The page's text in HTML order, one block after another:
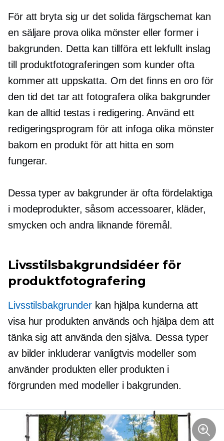
För att bryta sig ur det solida färgschemat kan
en säljare prova olika mönster eller former i
bakgrunden. Detta kan tillföra ett lekfullt inslag
till produktfotograferingen som kunder ofta
kommer att uppskatta. Om det finns en oro för
den tid det tar att fotografera olika bakgrunder
kan de alltid testas i redigering. Använd ett
redigeringsprogram för att infoga olika mönster
bakom en produkt för att hitta en som
fungerar.
Dessa typer av bakgrunder är ofta fördelaktiga
i modeprodukter, såsom accessoarer, kläder,
smycken och andra liknande föremål.
Livsstilsbakgrundsidéer för
produktfotografering
Livsstilsbakgrunder kan hjälpa kunderna att
visa hur produkten används och hjälpa dem att
tänka sig att använda den själva. Dessa typer
av bilder inkluderar vanligtvis modeller som
använder produkten eller produkten i
förgrunden med modeller i bakgrunden.